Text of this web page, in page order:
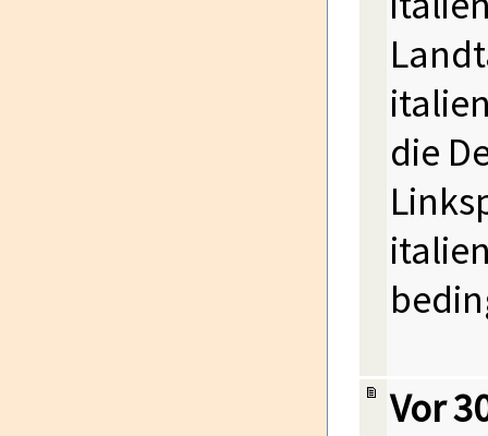
die
Vor